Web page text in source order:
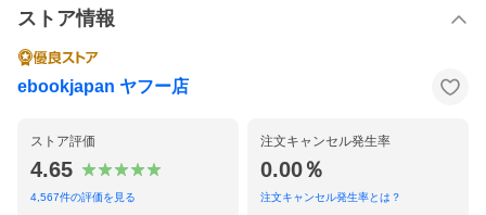
ストア情報
ebookjapan ヤフー店
ストア評価
4.65
4,567件の評価を見る
注文キャンセル発生率
0.00％
注文キャンセル発生率とは？